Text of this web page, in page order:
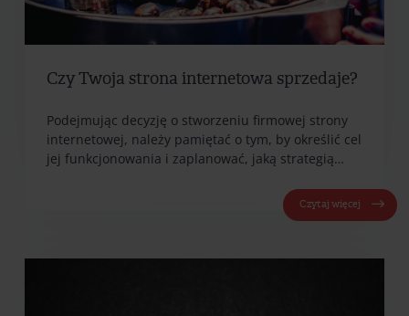
Czy Twoja strona internetowa sprzedaje?
Podejmując decyzję o stworzeniu firmowej strony
internetowej, należy pamiętać o tym, by określić cel
jej funkcjonowania i zaplanować, jaką strategią…
Czytaj więcej